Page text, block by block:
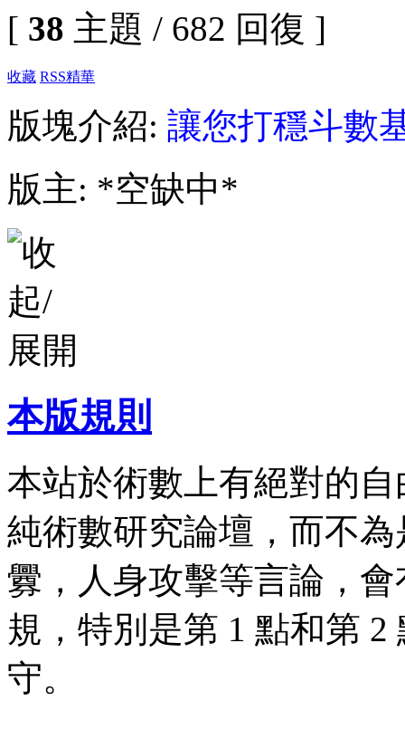
[ 38 主題 / 682 回復 ]
收藏 RSS精華
版塊介紹: 讓您打穩斗數
版主: *空缺中*
本版規則
本站於術數上有絕對的
純術數研究論壇，而不
釁，人身攻擊等言論，
規，特別是第 1 點和第
守。